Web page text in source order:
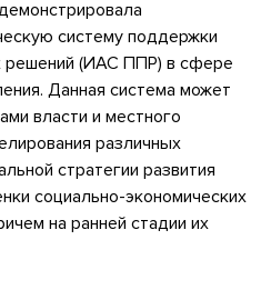
систему поддержки
решений (ИАС ППР) в сфере
Данная система может
власти и местного
различных
стратегии развития
социально-экономических
на ранней стадии их